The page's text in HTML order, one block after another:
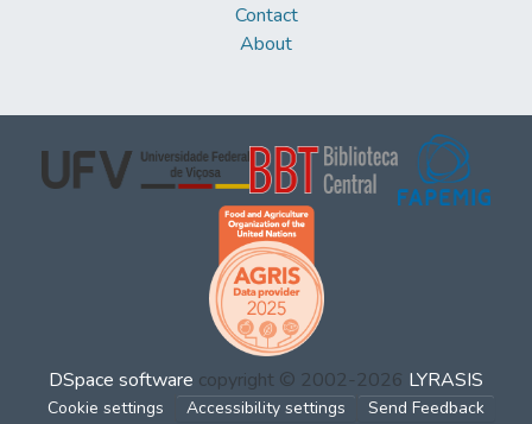
Contact
About
DSpace software copyright © 2002-2026 LYRASIS
Cookie settings Accessibility settings Send Feedback